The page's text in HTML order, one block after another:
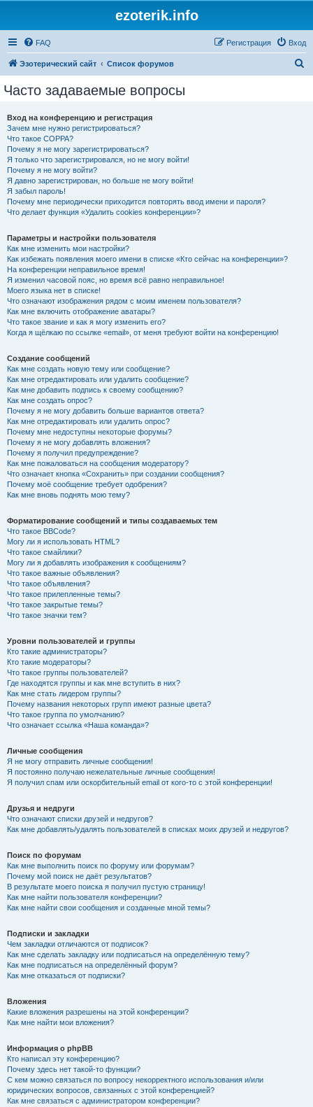
ezoterik.info
FAQ Вход
Регистрация
Эзотерический сайт Список форумов
Часто задаваемые вопросы
Вход на конференцию и регистрация
Зачем мне нужно регистрироваться?
Что такое COPPA?
Почему я не могу зарегистрироваться?
Я только что зарегистрировался, но не могу войти!
Почему я не могу войти?
Я давно зарегистрирован, но больше не могу войти!
Я забыл пароль!
Почему мне периодически приходится повторять ввод имени и пароля?
Что делает функция «Удалить cookies конференции»?
Параметры и настройки пользователя
Как мне изменить мои настройки?
Как избежать появления моего имени в списке «Кто сейчас на конференции»?
На конференции неправильное время!
Я изменил часовой пояс, но время всё равно неправильное!
Моего языка нет в списке!
Что означают изображения рядом с моим именем пользователя?
Как мне включить отображение аватары?
Что такое звание и как я могу изменить его?
Когда я щёлкаю по ссылке «email», от меня требуют войти на конференцию!
Создание сообщений
Как мне создать новую тему или сообщение?
Как мне отредактировать или удалить сообщение?
Как мне добавить подпись к своему сообщению?
Как мне создать опрос?
Почему я не могу добавить больше вариантов ответа?
Как мне отредактировать или удалить опрос?
Почему мне недоступны некоторые форумы?
Почему я не могу добавлять вложения?
Почему я получил предупреждение?
Как мне пожаловаться на сообщения модератору?
Что означает кнопка «Сохранить» при создании сообщения?
Почему моё сообщение требует одобрения?
Как мне вновь поднять мою тему?
Форматирование сообщений и типы создаваемых тем
Что такое BBCode?
Могу ли я использовать HTML?
Что такое смайлики?
Могу ли я добавлять изображения к сообщениям?
Что такое важные объявления?
Что такое объявления?
Что такое прилепленные темы?
Что такое закрытые темы?
Что такое значки тем?
Уровни пользователей и группы
Кто такие администраторы?
Кто такие модераторы?
Что такое группы пользователей?
Где находятся группы и как мне вступить в них?
Как мне стать лидером группы?
Почему названия некоторых групп имеют разные цвета?
Что такое группа по умолчанию?
Что означает ссылка «Наша команда»?
Личные сообщения
Я не могу отправить личные сообщения!
Я постоянно получаю нежелательные личные сообщения!
Я получил спам или оскорбительный email от кого-то с этой конференции!
Друзья и недруги
Что означают списки друзей и недругов?
Как мне добавлять/удалять пользователей в списках моих друзей и недругов?
Поиск по форумам
Как мне выполнить поиск по форуму или форумам?
Почему мой поиск не даёт результатов?
В результате моего поиска я получил пустую страницу!
Как мне найти пользователя конференции?
Как мне найти свои сообщения и созданные мной темы?
Подписки и закладки
Чем закладки отличаются от подписок?
Как мне сделать закладку или подписаться на определённую тему?
Как мне подписаться на определённый форум?
Как мне отказаться от подписки?
Вложения
Какие вложения разрешены на этой конференции?
Как мне найти мои вложения?
Информация о phpBB
Кто написал эту конференцию?
Почему здесь нет такой-то функции?
С кем можно связаться по вопросу некорректного использования и/или
юридических вопросов, связанных с этой конференцией?
Как мне связаться с администратором конференции?